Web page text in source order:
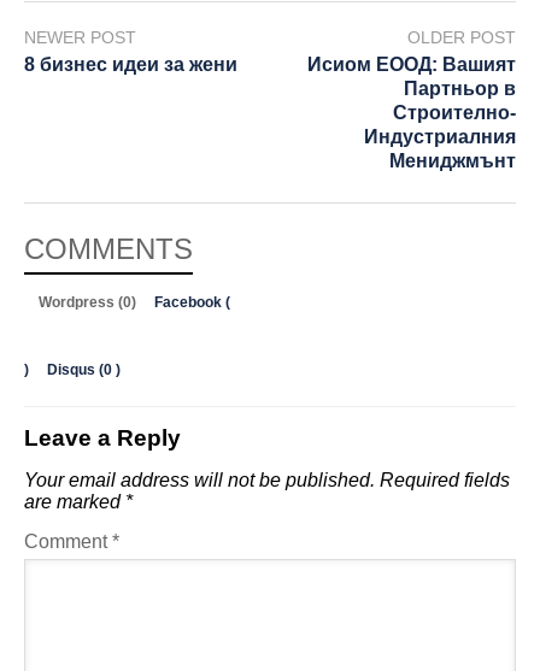
NEWER POST
8 бизнес идеи за жени
OLDER POST
Исиом ЕООД: Вашият
Партньор в
Строително-
Индустриалния
Мениджмънт
COMMENTS
Wordpress (0) Facebook (
) Disqus (0 )
Leave a Reply
Your email address will not be published. Required fields
are marked *
Comment*